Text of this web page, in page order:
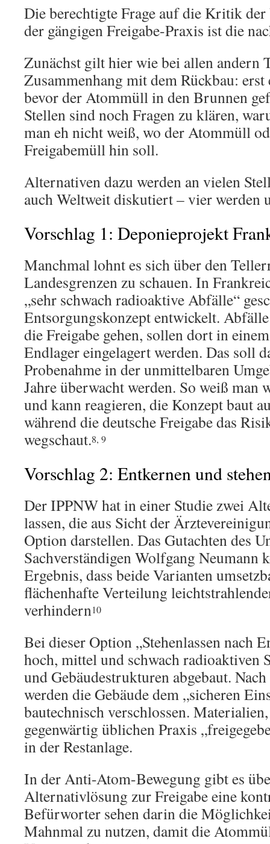
Die berechtigte Frage auf die Kritik der
der gängigen Freigabe-Praxis ist die
Zunächst gilt hier wie bei allen andern
Zusammenhang mit dem Rückbau:
bevor der Atommüll in den Brunnen
Stellen sind noch Fragen zu klären,
man eh nicht weiß, wo der Atommüll
Freigabemüll hin soll.
Alternativen dazu werden an vielen
auch Weltweit diskutiert – vier werden
Vorschlag 1: Deponieprojekt
Manchmal lohnt es sich über den
Landesgrenzen zu schauen. In
„sehr schwach radioaktive Abfälle“
Entsorgungskonzept entwickelt.
die Freigabe gehen, sollen dort in
Endlager eingelagert werden. Das soll
Probenahme in der unmittelbaren
Jahre überwacht werden. So weiß man
und kann reagieren, die Konzept baut
während die deutsche Freigabe das
wegschaut.8, 9
Vorschlag 2: Entkernen und
Der IPPNW hat in einer Studie zwei
lassen, die aus Sicht der
Option darstellen. Das Gutachten des
Sachverständigen Wolfgang Neumann
Ergebnis, dass beide Varianten
flächenhafte Verteilung
verhindern10
Bei dieser Option „Stehenlassen nach
hoch, mittel und schwach radioaktiven
und Gebäudestrukturen abgebaut.
werden die Gebäude dem „sicheren
bautechnisch verschlossen.
gegenwärtig üblichen Praxis
in der Restanlage.
In der Anti-Atom-Bewegung gibt es
Alternativlösung zur Freigabe eine
Befürworter sehen darin die
Mahnmal zu nutzen, damit die